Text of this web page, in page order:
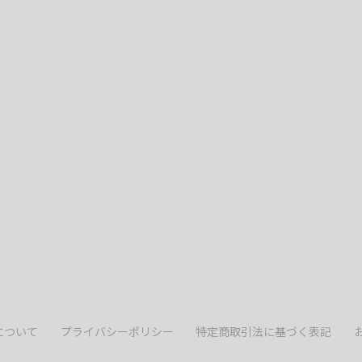
いて プライバシーポリシー 特定商取引法に基づく表記